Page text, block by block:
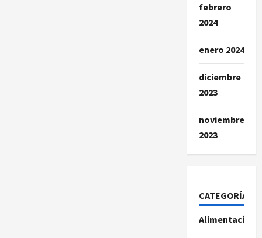
febrero
2024
enero 2024
diciembre
2023
noviembre
2023
CATEGORÍAS
Alimentacíon